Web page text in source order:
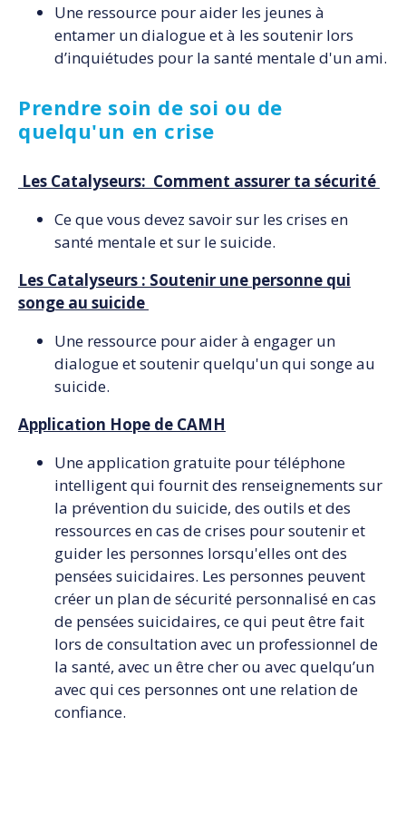
Une ressource pour aider les jeunes à
entamer un dialogue et à les soutenir lors
d’inquiétudes pour la santé mentale d'un ami.
Prendre soin de soi ou de
quelqu'un en crise
Les Catalyseurs: Comment assurer ta sécurité
Ce que vous devez savoir sur les crises en
santé mentale et sur le suicide.
Les Catalyseurs : Soutenir une personne qui
songe au suicide
Une ressource pour aider à engager un
dialogue et soutenir quelqu'un qui songe au
suicide.
Application Hope de CAMH
Une application gratuite pour téléphone
intelligent qui fournit des renseignements sur
la prévention du suicide, des outils et des
ressources en cas de crises pour soutenir et
guider les personnes lorsqu'elles ont des
pensées suicidaires. Les personnes peuvent
créer un plan de sécurité personnalisé en cas
de pensées suicidaires, ce qui peut être fait
lors de consultation avec un professionnel de
la santé, avec un être cher ou avec quelqu’un
avec qui ces personnes ont une relation de
confiance.